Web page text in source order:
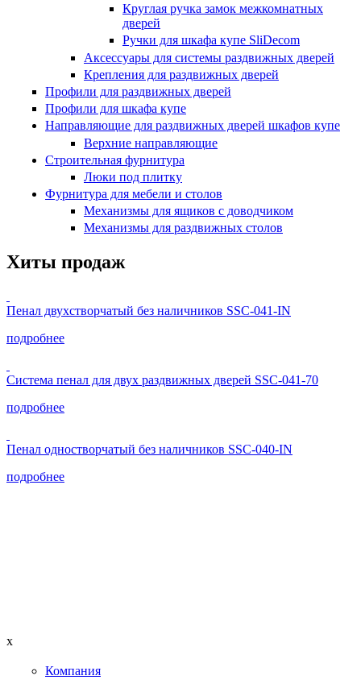
Круглая ручка замок межкомнатных
дверей
Ручки для шкафа купе SliDecom
Аксессуары для системы раздвижных дверей
Крепления для раздвижных дверей
Профили для раздвижных дверей
Профили для шкафа купе
Направляющие для раздвижных дверей шкафов купе
Верхние направляющие
Строительная фурнитура
Люки под плитку
Фурнитура для мебели и столов
Механизмы для ящиков с доводчиком
Механизмы для раздвижных столов
Хиты продаж
Пенал двухстворчатый без наличников SSC-041-IN
подробнее
Система пенал для двух раздвижных дверей SSC-041-70
подробнее
Пенал одностворчатый без наличников SSC-040-IN
подробнее
x
Компания